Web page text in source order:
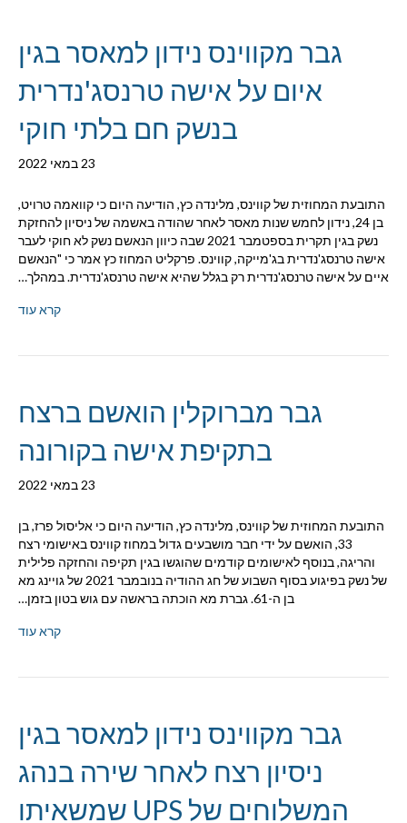
גבר מקווינס נידון למאסר בגין
איום על אישה טרנסג'נדרית
בנשק חם בלתי חוקי
23 במאי 2022
התובעת המחוזית של קווינס, מלינדה כץ, הודיעה היום כי קוואמה טרויט,
בן 24, נידון לחמש שנות מאסר לאחר שהודה באשמה של ניסיון להחזקת
נשק בגין תקרית בספטמבר 2021 שבה כיוון הנאשם נשק לא חוקי לעבר
אישה טרנסג'נדרית בג'מייקה, קווינס. פרקליט המחוז כץ אמר כי "הנאשם
איים על אישה טרנסג'נדרית רק בגלל שהיא אישה טרנסג'נדרית. במהלך…
קרא עוד
גבר מברוקלין הואשם ברצח
בתקיפת אישה בקורונה
23 במאי 2022
התובעת המחוזית של קווינס, מלינדה כץ, הודיעה היום כי אליסול פרז, בן
33, הואשם על ידי חבר מושבעים גדול במחוז קווינס באישומי רצח
והריגה, בנוסף לאישומים קודמים שהוגשו בגין תקיפה והחזקה פלילית
של נשק בפיגוע בסוף השבוע של חג ההודיה בנובמבר 2021 של גויינג מא
בן ה-61. גברת מא הוכתה בראשה עם גוש בטון בזמן…
קרא עוד
גבר מקווינס נידון למאסר בגין
ניסיון רצח לאחר שירה בנהג
המשלוחים של UPS שמשאיתו